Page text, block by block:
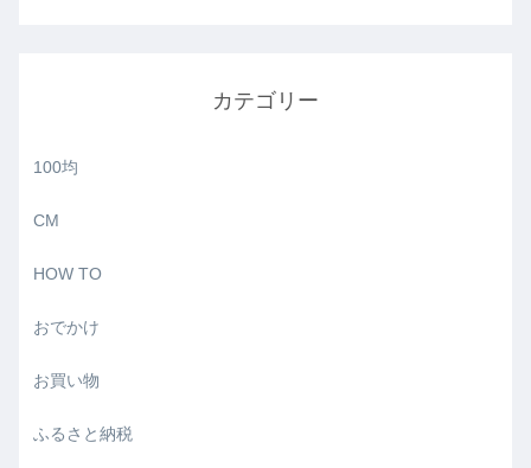
カテゴリー
100均
CM
HOW TO
おでかけ
お買い物
ふるさと納税